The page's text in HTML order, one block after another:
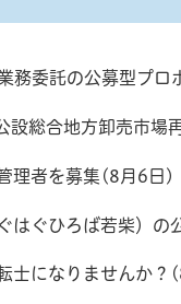
務委託の公募型プロ
設総合地方卸売市
理者を募集(8月6日)
はぐひろば若柴）
士になりませんか？